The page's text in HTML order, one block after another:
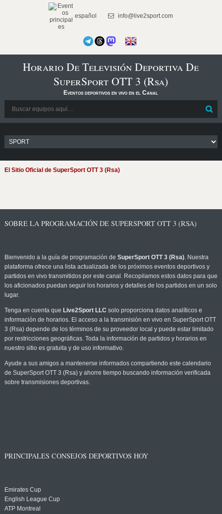
español info@live2sport.com
Horario De Televisión Deportiva De
SuperSport OTT 3 (Rsa)
Eventos deportivos en vivo en el Canal
El Sitio Oficial de SuperSport OTT 3 (Rsa)
SOBRE LA PROGRAMACIÓN DE SUPERSPORT OTT 3 (RSA)
Bienvenido a la guía de programación de SuperSport OTT 3 (Rsa). Nuestra
plataforma ofrece una lista actualizada de los próximos eventos deportivos y
partidos en vivo transmitidos por este canal. Recopilamos estos datos para que
los aficionados puedan seguir los horarios y detalles de los partidos en un solo
lugar.
Tenga en cuenta que Live2Sport LLC solo proporciona datos analíticos e
información de horarios. El acceso a la transmisión en vivo en SuperSport OTT
3 (Rsa) depende de los términos de su proveedor local y puede estar limitado
por restricciones geográficas. Toda la información de partidos y horarios en
nuestro sitio es gratuita y de uso informativo.
Ayude a sus amigos a mantenerse informados compartiendo este calendario
de SuperSport OTT 3 (Rsa) y ahorre tiempo buscando información verificada
sobre transmisiones deportivas.
PRINCIPALES CONSEJOS DEPORTIVOS HOY
Emirates Cup
English League Cup
ATP Montreal